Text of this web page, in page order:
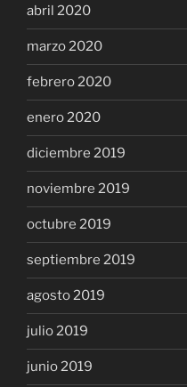
abril 2020
marzo 2020
febrero 2020
enero 2020
diciembre 2019
noviembre 2019
octubre 2019
septiembre 2019
agosto 2019
julio 2019
junio 2019